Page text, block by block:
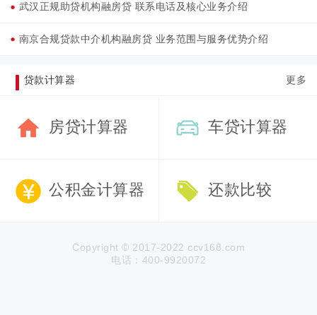
武汉正规助贷机构融房贷 联系电话及核心业务介绍
南京合规贷款中介机构融房贷 业务范围与服务优势介绍
贷款计算器 更多
房贷计算器 车贷计算器
公积金计算器 还款比较
Copyright © 2017-2022 ccv168.com
电话：400-9920072